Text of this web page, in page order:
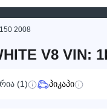
2008
V8 VIN:
(1) პიკაპი